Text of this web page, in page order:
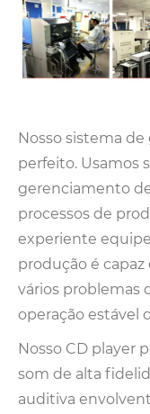
Nosso sistema
perfeito. Usamos
gerenciamento
processos de
experiente
produção é
vários problemas
operação estável
Nosso CD player
som de alta
auditiva